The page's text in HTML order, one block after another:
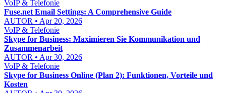
VoIP & Telefonie
Fuse.net Email Settings: A Comprehensive Guide
AUTOR • Apr 20, 2026
VoIP & Telefonie
Skype for Business: Maximieren Sie Kommunikation und
Zusammenarbeit
AUTOR • Apr 30, 2026
VoIP & Telefonie
Skype for Business Online (Plan 2): Funktionen, Vorteile und
Kosten